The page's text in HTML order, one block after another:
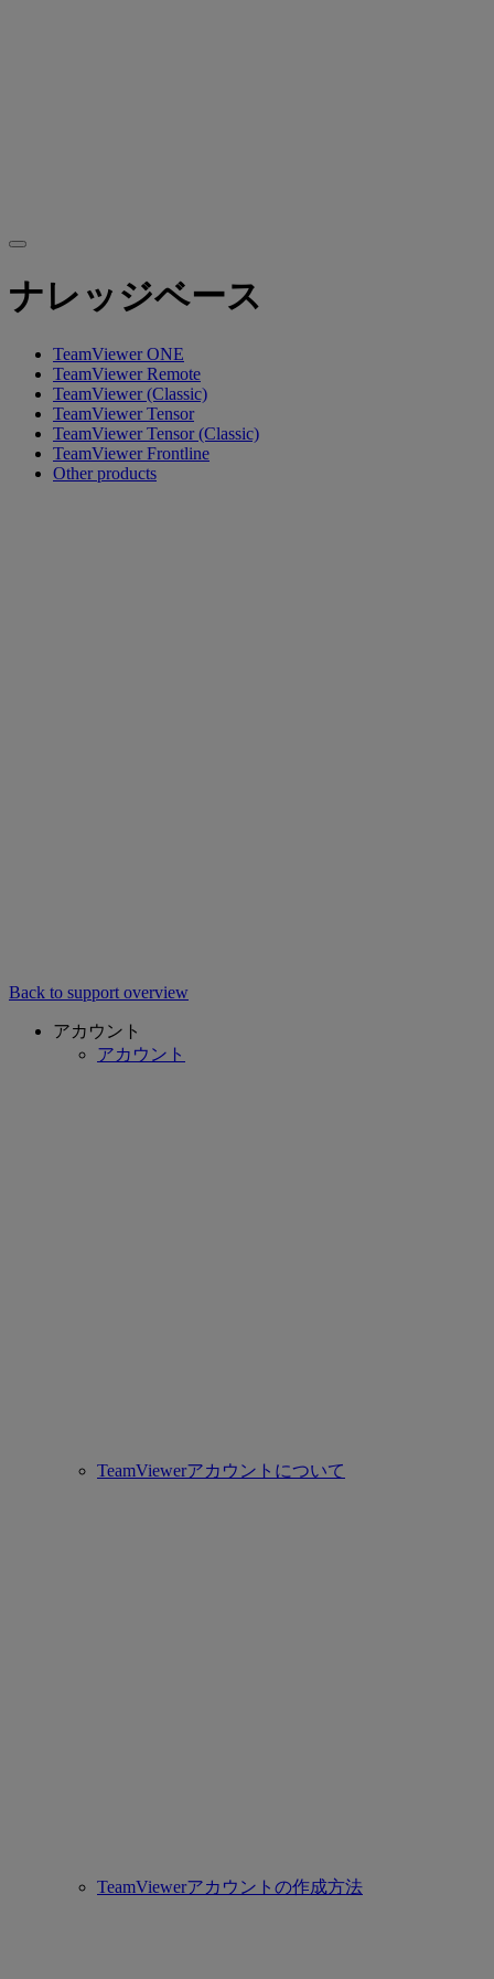
ナレッジベース
TeamViewer ONE
TeamViewer Remote
TeamViewer (Classic)
TeamViewer Tensor
TeamViewer Tensor (Classic)
TeamViewer Frontline
Other products
Back to support overview
アカウント
アカウント
TeamViewerアカウントについて
TeamViewerアカウントの作成方法